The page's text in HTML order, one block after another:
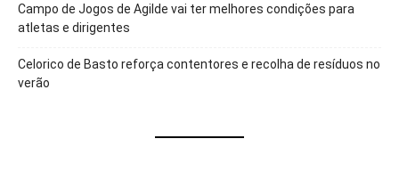
Campo de Jogos de Agilde vai ter melhores condições para
atletas e dirigentes
Celorico de Basto reforça contentores e recolha de resíduos no
verão